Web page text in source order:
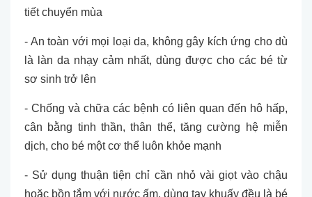
tiết chuyển mùa
- An toàn với mọi loại da, không gây kích ứng cho dù
là làn da nhạy cảm nhất, dùng được cho các bé từ
sơ sinh trở lên
- Chống và chữa các bệnh có liên quan đến hô hấp,
cân bằng tinh thần, thân thể, tăng cường hệ miễn
dịch, cho bé một cơ thể luôn khỏe mạnh
- Sử dụng thuận tiện chỉ cần nhỏ vài giọt vào chậu
hoặc bồn tắm với nước ấm, dùng tay khuấy đều là bé